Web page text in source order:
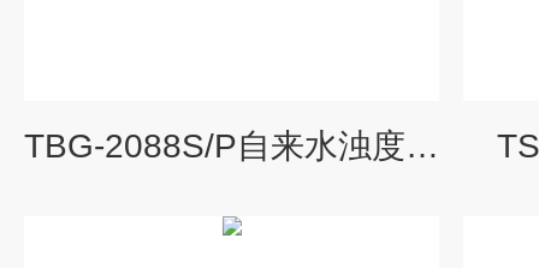
TBG-2088S/P自来水浊度在线分析仪